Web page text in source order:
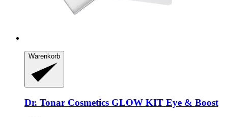
Warenkorb
Dr. Tonar Cosmetics GLOW KIT Eye & Boost